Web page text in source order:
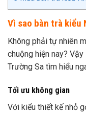
Vì sao bàn trà kiểu
Không phải tự nhiên
chuộng hiện nay?
Trường Sa tìm hiểu
Tối ưu không gian
Với kiểu thiết kế nhỏ